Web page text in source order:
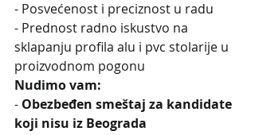
- Posvećenost i preciznost u radu
- Prednost radno iskustvo na
sklapanju profila alu i pvc stolarije u
proizvodnom pogonu
Nudimo vam:
- Obezbeđen smeštaj za kandidate
koji nisu iz Beograda